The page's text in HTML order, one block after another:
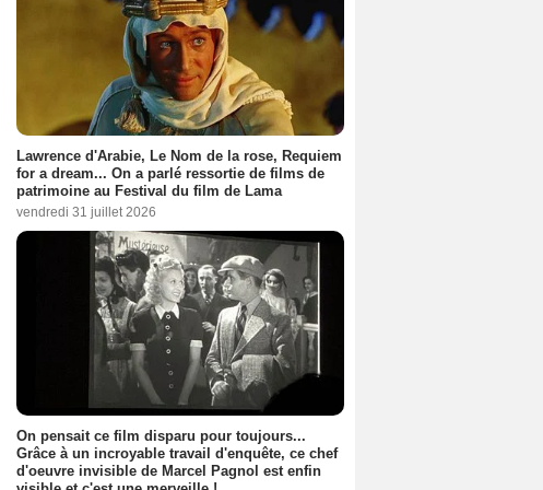
Lawrence d'Arabie, Le Nom de la rose, Requiem
for a dream... On a parlé ressortie de films de
patrimoine au Festival du film de Lama
vendredi 31 juillet 2026
On pensait ce film disparu pour toujours...
Grâce à un incroyable travail d'enquête, ce chef
d'oeuvre invisible de Marcel Pagnol est enfin